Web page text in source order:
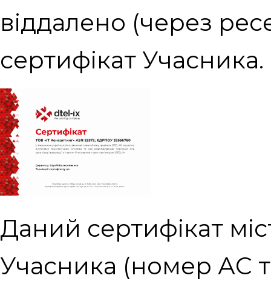
віддалено (через
сертифікат Учасника.
Даний сертифікат
Учасника (номер АС